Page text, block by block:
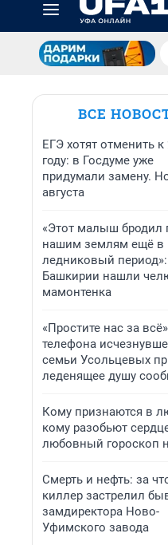
ВСЕ
ЕГЭ хотят отменить к
году: в Госдуме уже
придумали замену.
августа
«Этот малыш бродил
нашим землям ещё в
ледниковый
Башкирии нашли
мамонтенка
«Простите нас за
телефона
семьи Усольцевых
леденящее душу
Кому признаются в
кому разобьют
любовный гороскоп
Смерть и нефть: за
киллер застрелил
замдиректора Ново-
Уфимского завода